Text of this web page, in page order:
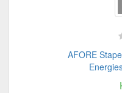
AFORE